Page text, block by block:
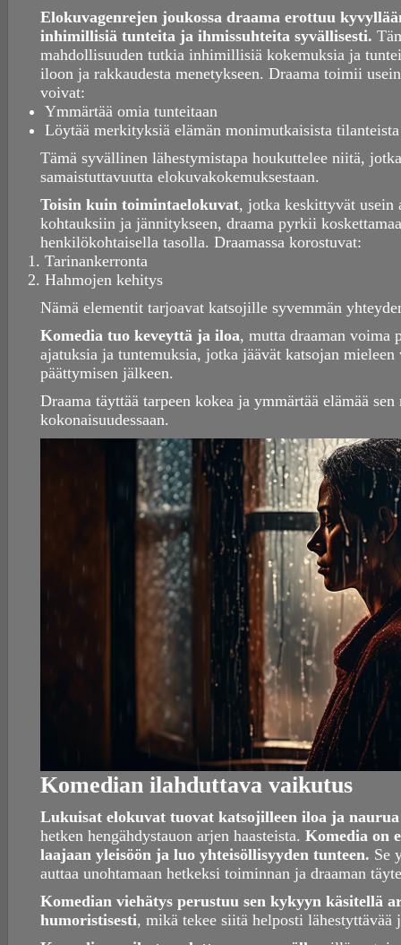
Elokuvagenrejen joukossa draama erottuu
inhimillisiä tunteita ja ihmissuhteita syvällisesti.
mahdollisuuden tutkia inhimillisiä kokemuksia ja
iloon ja rakkaudesta menetykseen. Draama toimii
voivat:
Ymmärtää omia tunteitaan
Löytää merkityksiä elämän monimutkaisista tilanteista
Tämä syvällinen lähestymistapa houkuttelee niitä,
samaistuttavuutta elokuvakokemuksestaan.
Toisin kuin toimintaelokuvat, jotka keskittyvät usein
kohtauksiin ja jännitykseen, draama pyrkii
henkilökohtaisella tasolla. Draamassa korostuvat:
Tarinankerronta
Hahmojen kehitys
Nämä elementit tarjoavat katsojille syvemmän
Komedia tuo keveyttä ja iloa, mutta draaman voima
ajatuksia ja tuntemuksia, jotka jäävät katsojan
päättymisen jälkeen.
Draama täyttää tarpeen kokea ja ymmärtää elämää sen
kokonaisuudessaan.
Komedian ilahduttava vaikutus
Lukuisat elokuvat tuovat katsojilleen iloa ja
hetken hengähdystauon arjen haasteista. Komedia on
laajaan yleisöön ja luo yhteisöllisyyden tunteen. Se
auttaa unohtamaan hetkeksi toiminnan ja draaman
Komedian viehätys perustuu sen kykyyn käsitellä
humoristisesti, mikä tekee siitä helposti lähestyttävää